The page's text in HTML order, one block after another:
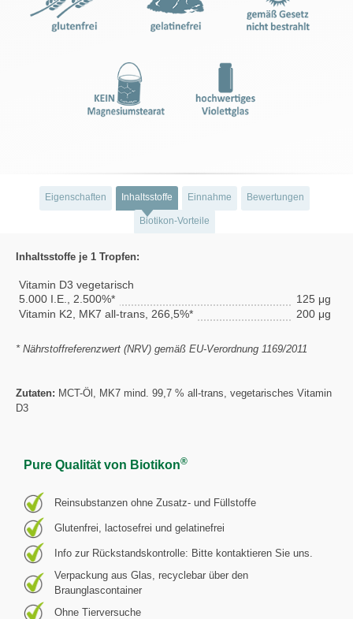
Eigenschaften Inhaltsstoffe Einnahme Bewertungen
Biotikon-Vorteile
Inhaltsstoffe je 1 Tropfen:
Vitamin D3 vegetarisch
5.000 I.E., 2.500%*
125 μg
Vitamin K2, MK7 all-trans, 266,5%*
200 μg
* Nährstoffreferenzwert (NRV) gemäß EU-Verordnung 1169/2011
Zutaten: MCT-Öl, MK7 mind. 99,7 % all-trans, vegetarisches Vitamin
D3
Pure Qualität von Biotikon®
Reinsubstanzen ohne Zusatz- und Füllstoffe
Glutenfrei, lactosefrei und gelatinefrei
Info zur Rückstandskontrolle: Bitte kontaktieren Sie uns.
Verpackung aus Glas, recyclebar über den
Braunglascontainer
Ohne Tierversuche